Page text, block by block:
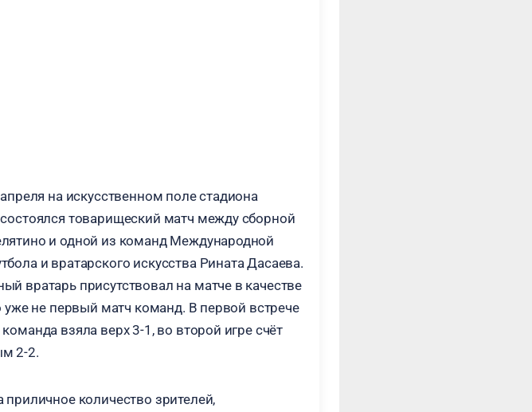
на искусственном поле стадиона
состоялся товарищеский матч между сборной
и одной из команд Международной
и вратарского искусства Рината Дасаева.
вратарь присутствовал на матче в качестве
уже не первый матч команд. В первой встрече
взяла верх 3-1, во второй игре счёт
2-2.
приличное количество зрителей,